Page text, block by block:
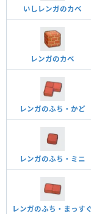
いしレンガのカベ
レンガのカベ
レンガのふち・かど
レンガのふち・ミニ
レンガのふち・まっすぐ